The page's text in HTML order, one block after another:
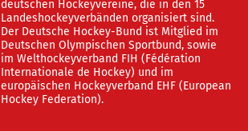
deutschen Hockeyvereine, die in den 15
Landeshockeyverbänden organisiert sind.
Der Deutsche Hockey-Bund ist Mitglied im
Deutschen Olympischen Sportbund, sowie
im Welthockeyverband FIH (Fédération
Internationale de Hockey) und im
europäischen Hockeyverband EHF (European
Hockey Federation).